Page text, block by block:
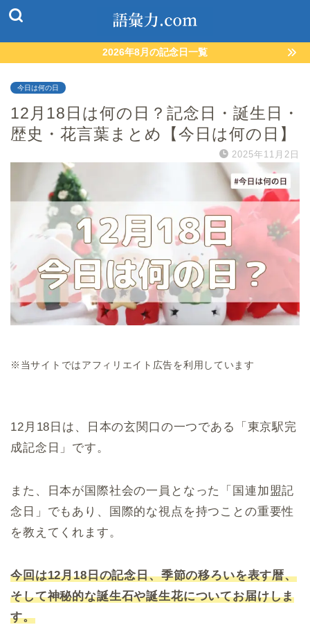
2026年8月の記念日一覧
今日は何の日
12月18日は何の日？記念日・誕生日・
歴史・花言葉まとめ【今日は何の日】
2025年11月2日
※当サイトではアフィリエイト広告を利用しています
12月18日は、日本の玄関口の一つである「東京駅完
成記念日」です。
また、日本が国際社会の一員となった「国連加盟記
念日」でもあり、国際的な視点を持つことの重要性
を教えてくれます。
今回は12月18日の記念日、季節の移ろいを表す暦、
そして神秘的な誕生石や誕生花についてお届けしま
す。